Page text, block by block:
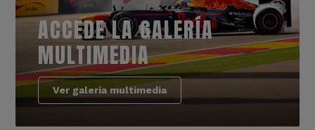
ACCEDE LA GALERÍA
MULTIMEDIA
Ver galería multimedia